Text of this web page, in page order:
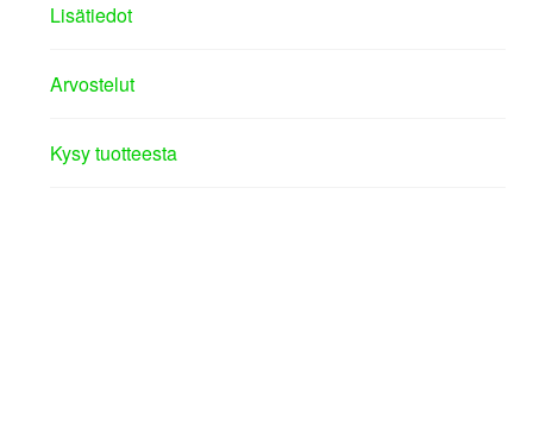
Lisätiedot
Arvostelut
Kysy tuotteesta